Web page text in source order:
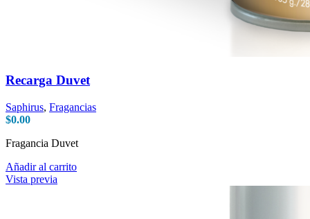
Recarga Duvet
Saphirus, Fragancias
$0.00
Fragancia Duvet
Añadir al carrito
Vista previa